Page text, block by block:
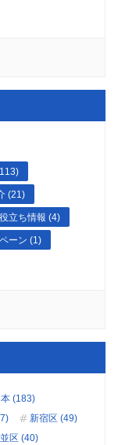
(21)
立ち情報 (4)
ーン (1)
(183)
新宿区 (49)
区 (40)